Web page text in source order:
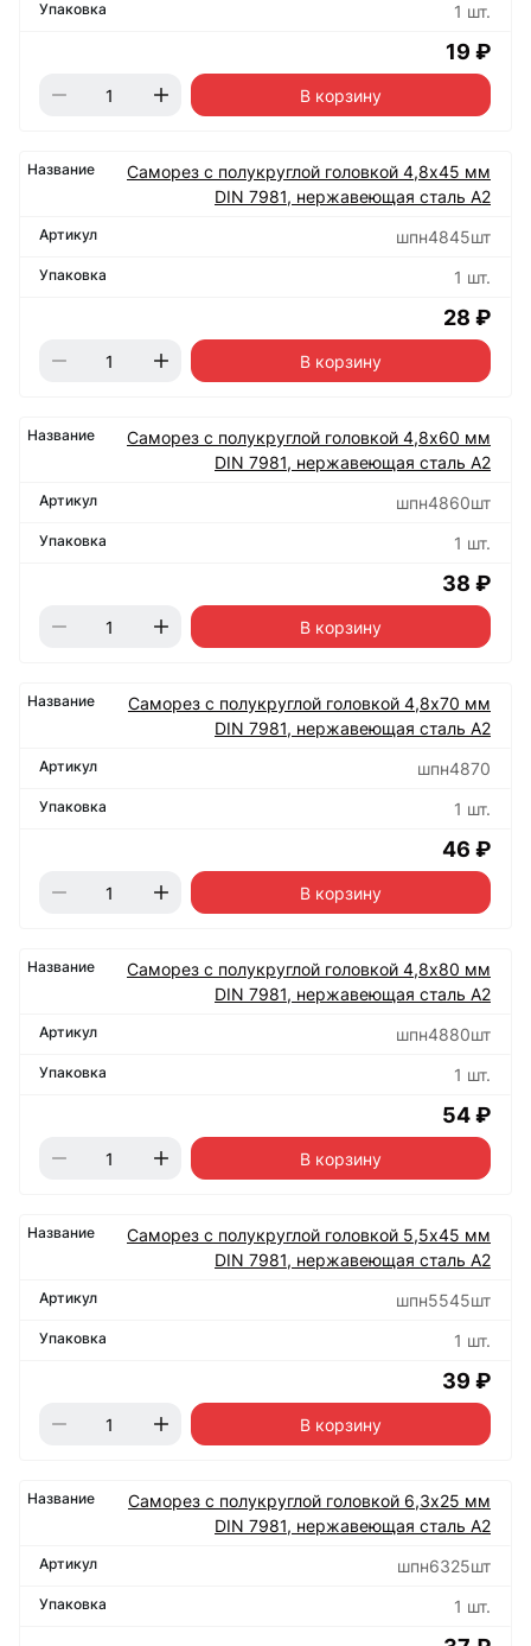
1 шт.
19 ₽
В корзину
Саморез с полукруглой головкой 4,8х45 мм
DIN 7981, нержавеющая сталь А2
шпн4845шт
1 шт.
28 ₽
В корзину
Саморез с полукруглой головкой 4,8х60 мм
DIN 7981, нержавеющая сталь А2
шпн4860шт
1 шт.
38 ₽
В корзину
Саморез с полукруглой головкой 4,8х70 мм
DIN 7981, нержавеющая сталь А2
шпн4870
1 шт.
46 ₽
В корзину
Саморез с полукруглой головкой 4,8х80 мм
DIN 7981, нержавеющая сталь А2
шпн4880шт
1 шт.
54 ₽
В корзину
Саморез с полукруглой головкой 5,5х45 мм
DIN 7981, нержавеющая сталь А2
шпн5545шт
1 шт.
39 ₽
В корзину
Саморез с полукруглой головкой 6,3х25 мм
DIN 7981, нержавеющая сталь А2
шпн6325шт
1 шт.